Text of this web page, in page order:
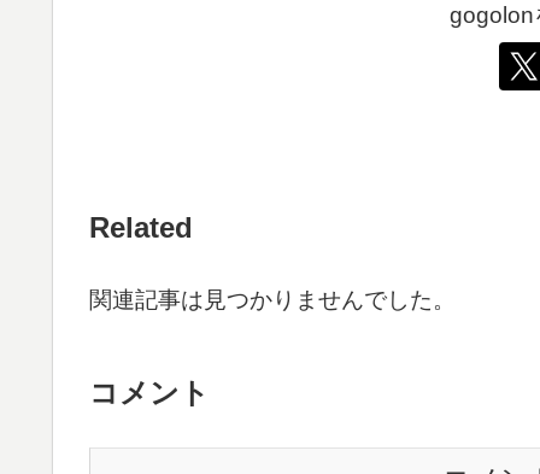
gogolon
Related
関連記事は見つかりませんでした。
コメント